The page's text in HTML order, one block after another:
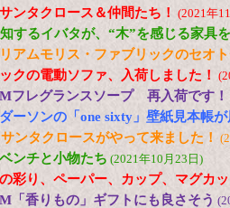
ンタクロース＆仲間たち！ (2021年
するイバタが、“木”を感じる家具
アムモリス・ファブリックのセオ
クの電動ソファ、入荷しました！
フレグランスソープ 再入荷です！
ーソンの「one sixty」壁紙見本帳
ンタクロースがやって来ました！
ンチと小物たち (2021年10月23日)
彩り、ペーパー、カップ、マグカ
「香りもの」ギフトにも良さそう